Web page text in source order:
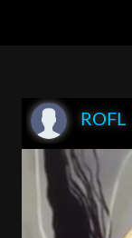
ROFL